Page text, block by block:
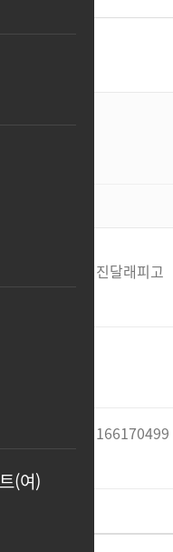
래 산에들에진달래피고
합은안멋져 166170499
(여)